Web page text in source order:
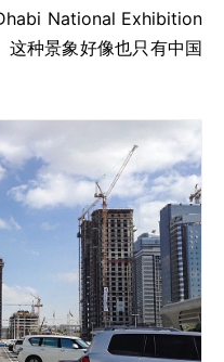
National Exhibition
种景象好像也只有中国